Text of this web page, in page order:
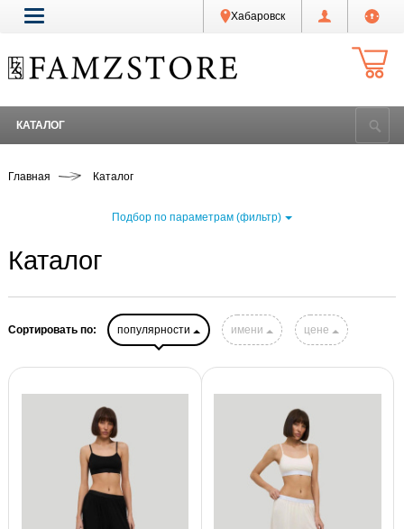
Хабаровск
КАТАЛОГ
Главная Каталог
Подбор по параметрам (фильтр)
Каталог
Сортировать по: популярности имени цене